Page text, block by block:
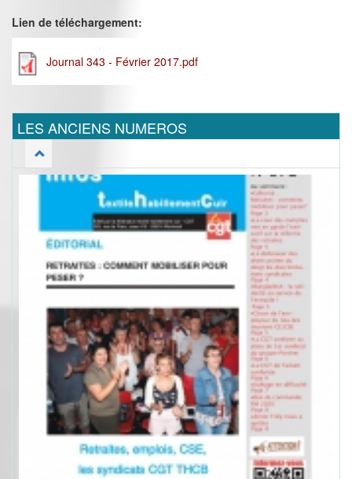
Lien de téléchargement:
Journal 343 - Février 2017.pdf
LES ANCIENS NUMEROS